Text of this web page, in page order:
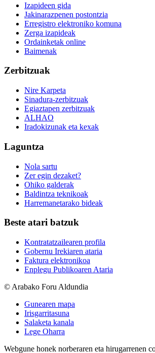
Izapideen gida
Jakinarazpenen postontzia
Erregistro elektroniko komuna
Zerga izapideak
Ordainketak online
Baimenak
Zerbitzuak
Nire Karpeta
Sinadura-zerbitzuak
Egiaztapen zerbitzuak
ALHAO
Iradokizunak eta kexak
Laguntza
Nola sartu
Zer egin dezaket?
Ohiko galderak
Baldintza teknikoak
Harremanetarako bideak
Beste atari batzuk
Kontratatzailearen profila
Gobernu Irekiaren ataria
Faktura elektronikoa
Enplegu Publikoaren Ataria
© Arabako Foru Aldundia
Gunearen mapa
Irisgarritasuna
Salaketa kanala
Lege Oharra
Webgune honek norberaren eta hirugarrenen